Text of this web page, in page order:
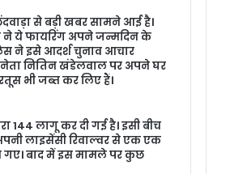
से बड़ी खबर सामने आई है।
ने ये फायरिंग अपने जन्मदिन के
ने इसे आदर्श चुनाव आचार
नितिन खंडेलवाल पर अपने घर
भी जब्त कर लिए हैं।
144 लागू कर दी गई है। इसी बीच
लाइसेंसी रिवाल्वर से एक एक
बाद में इस मामले पर कुछ